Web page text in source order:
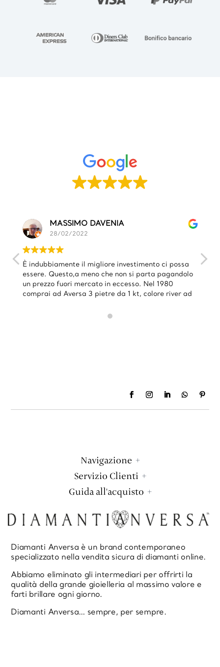
MASSIMO DAVENIA
28/02/2022
È indubbiamente il migliore investimento ci possa
essere. Questo,a meno che non si parta pagandolo
un prezzo fuori mercato in eccesso. Nel 1980
comprai ad Aversa 3 pietre da 1 kt, colore river ad
chiese di vendergliene 1 a 12.000.000 da
Navigazione
Servizio Clienti
Guida all'acquisto
Diamanti Anversa è un brand contemporaneo
specializzato nella vendita sicura di diamanti online.
Abbiamo eliminato gli intermediari per offrirti la
qualità della grande gioielleria al massimo valore e
farti brillare ogni giorno.
Diamanti Anversa… sempre, per sempre.